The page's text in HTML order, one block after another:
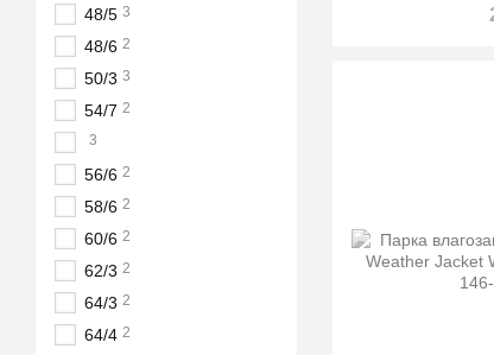
48/5 3
48/6 2
50/3 3
54/7 2
3
56/6 2
58/6 2
60/6 2
62/3 2
64/3 2
64/4 2